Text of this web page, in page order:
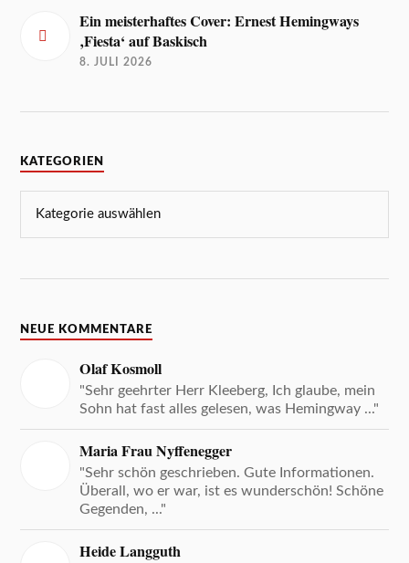
Ein meisterhaftes Cover: Ernest Hemingways
‚Fiesta‘ auf Baskisch
8. JULI 2026
KATEGORIEN
NEUE KOMMENTARE
Olaf Kosmoll
"Sehr geehrter Herr Kleeberg, Ich glaube, mein
Sohn hat fast alles gelesen, was Hemingway ..."
Maria Frau Nyffenegger
"Sehr schön geschrieben. Gute Informationen.
Überall, wo er war, ist es wunderschön! Schöne
Gegenden, ..."
Heide Langguth